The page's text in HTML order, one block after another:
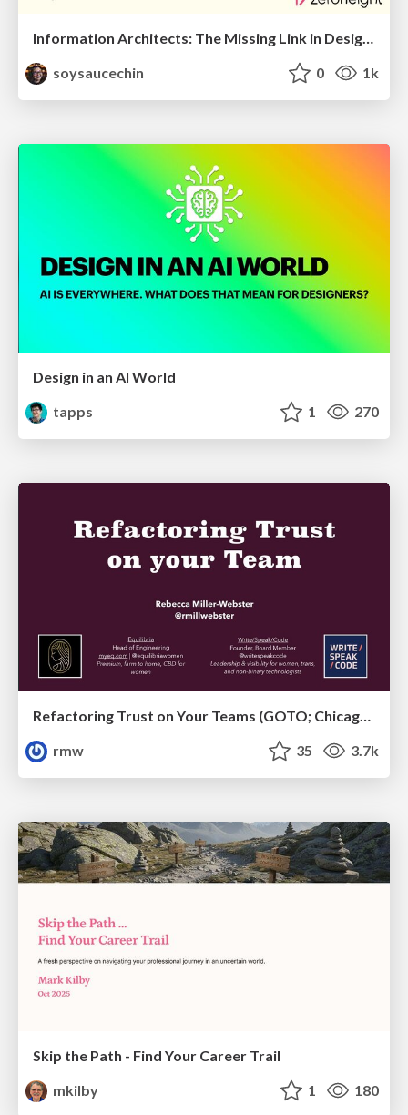
soysaucechin
0 1k
Design in an AI World
tapps
1 270
Refactoring Trust on Your Teams (GOTO; Chicago 2020)
rmw
35 3.7k
Skip the Path - Find Your Career Trail
mkilby
1 180